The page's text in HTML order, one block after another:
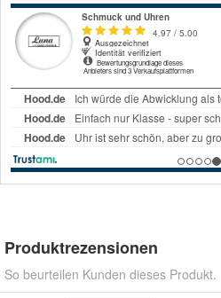
Produktrezensionen
So beurteilen Kunden dieses Produkt.